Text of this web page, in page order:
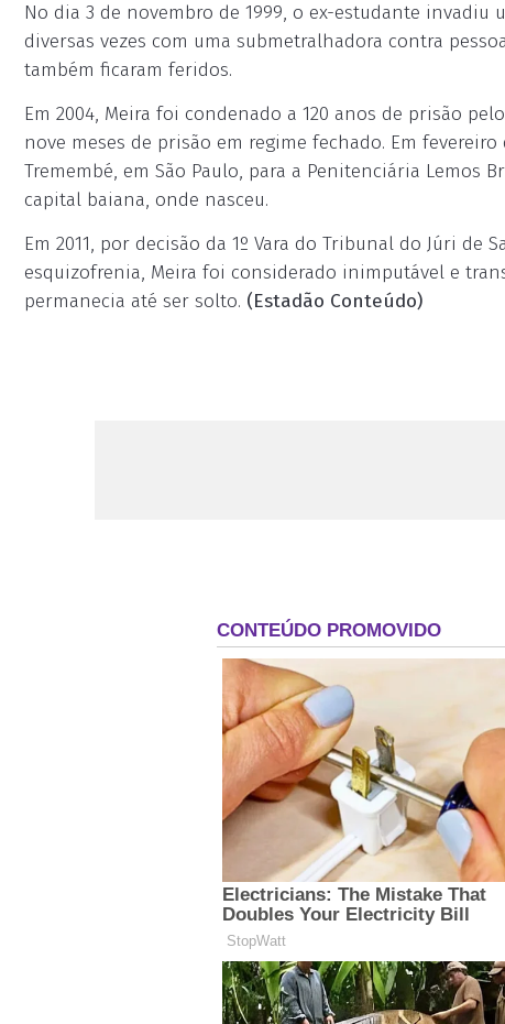
No dia 3 de novembro de 1999, o ex-estudante
diversas vezes com uma submetralhadora contra
também ficaram feridos.
Em 2004, Meira foi condenado a 120 anos de prisão
nove meses de prisão em regime fechado. Em
Tremembé, em São Paulo, para a Penitenciária Lemos
capital baiana, onde nasceu.
Em 2011, por decisão da 1º Vara do Tribunal do Júri de
esquizofrenia, Meira foi considerado inimputável e
permanecia até ser solto. (Estadão Conteúdo)